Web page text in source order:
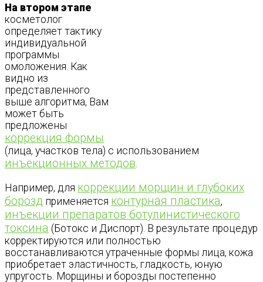
На втором этапе
косметолог
определяет тактику
индивидуальной
программы
омоложения. Как
видно из
представленного
выше алгоритма, Вам
может быть
предложены
коррекция формы
(лица, участков тела) с использованием
инъекционных методов.
Например, для коррекции морщин и глубоких
борозд применяется контурная пластика,
инъекции препаратов ботулинистического
токсина (Ботокс и Диспорт). В результате процедур
корректируются или полностью
восстанавливаются утраченные формы лица, кожа
приобретает эластичность, гладкость, юную
упругость. Морщины и борозды постепенно